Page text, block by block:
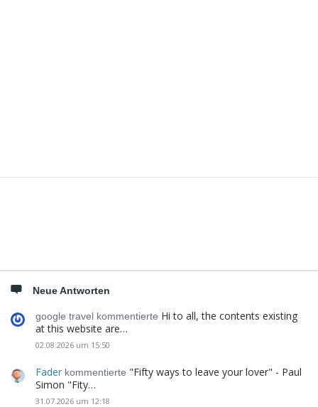
Neue Antworten
google travel kommentierte Hi to all, the contents existing
at this website are…
02.08.2026 um 15:50
Fader kommentierte "Fifty ways to leave your lover" - Paul
Simon "Fity…
31.07.2026 um 12:18